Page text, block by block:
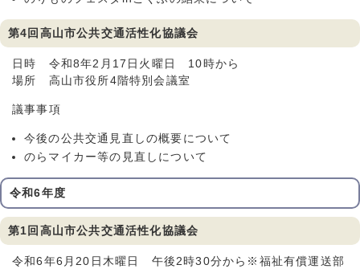
第4回高山市公共交通活性化協議会
日時 令和8年2月17日火曜日 10時から
場所 高山市役所4階特別会議室
議事事項
今後の公共交通見直しの概要について
のらマイカー等の見直しについて
令和6年度
第1回高山市公共交通活性化協議会
令和6年6月20日木曜日 午後2時30分から※福祉有償運送部